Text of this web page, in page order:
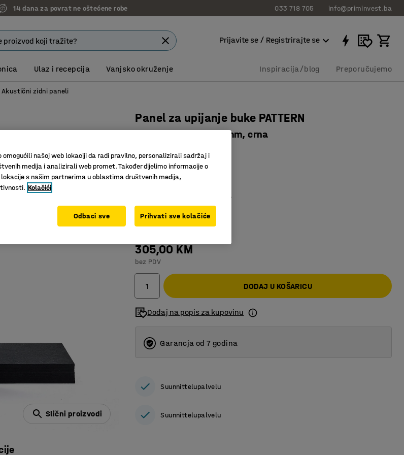
7 godina garancije 033 718 705 info@priminvest.ba
Prijavite se / Registrirajte se
Ulaz i recepcija Vanjsko okruženje Inspiracija/blog Preporučujemo
Akustični zidni paneli
Slični proizvodi
Panel za upijanje buke PATTERN
8-pak, 600x600x11 mm, crna
Panel koji upija buku
Složite vlastiti uzorak
Služi i kao oglasna ploča
Boja:Crna
305,00 KM
bez PDV
DODAJ U KOŠARICU
Dodaj na popis za kupovinu
Garancja od 7 godina
Suunnittelupalvelu
Suunnittelupalvelu
omogućili našoj web lokaciji da radi pravilno, personalizirali sadržaj i
medija i analizirali web promet. Također dijelimo informacije o
s našim partnerima u oblastima društvenih medija,
Kolačići
Odbaci sve Prihvati sve kolačiće